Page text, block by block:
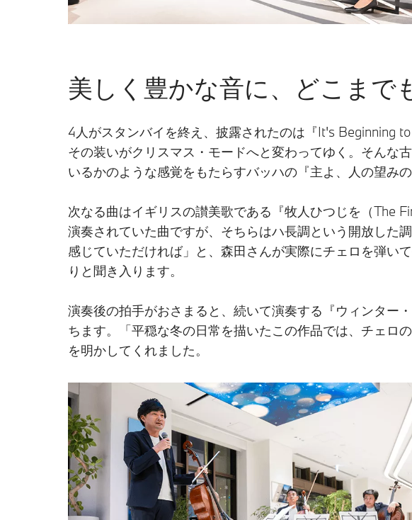
美しく豊かな音に、どこまで
4人がスタンバイを終え、披露されたのは『It's Beginning
その装いがクリスマス・モードへと変わってゆく。そんな
いるかのような感覚をもたらすバッハの『主よ、人の望み
次なる曲はイギリスの讃美歌である『牧人ひつじを（The
演奏されていた曲ですが、そちらはハ長調という開放した
感じていただければ」と、森田さんが実際にチェロを弾い
りと聞き入ります。
演奏後の拍手がおさまると、続いて演奏する『ウィンター
ちます。「平穏な冬の日常を描いたこの作品では、チェロ
を明かしてくれました。